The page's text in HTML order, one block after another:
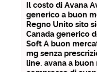
Il costo di Avana
generico a buon
Regno Unito sito
Canada generico
Soft A buon
mg senza
line. avana a